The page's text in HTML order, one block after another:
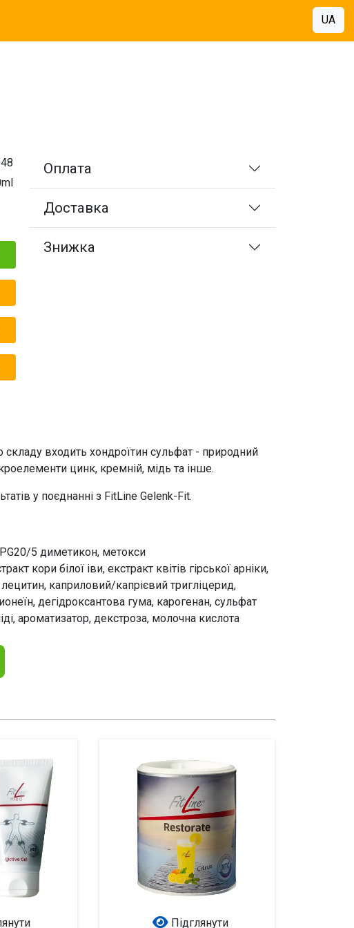
UA
Оплата
Доставка
Знижка
складу входить хондроїтин сульфат - природний
цинк, кремній, мідь та інше.
у поєднанні з FitLine Gelenk-Fit.
5 диметикон, метокси
кори білої іви, екстракт квітів гірської арніки,
каприловий/капрієвий тригліцерид,
дегідроксантова гума, карогенан, сульфат
ароматизатор, декстроза, молочна кислота
Підглянути